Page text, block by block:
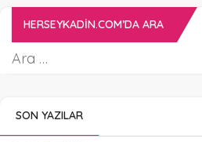
HERSEYKADIN.COM’DA ARA
SON YAZILAR